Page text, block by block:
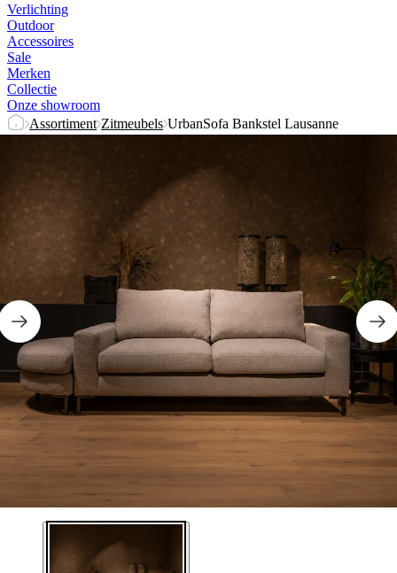
Verlichting
Outdoor
Accessoires
Sale
Merken
Collectie
Onze showroom
Assortiment Zitmeubels UrbanSofa Bankstel Lausanne